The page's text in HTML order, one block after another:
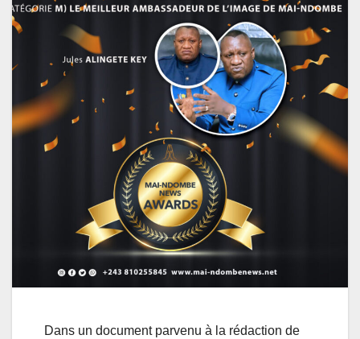
Dans un document parvenu à la rédaction de